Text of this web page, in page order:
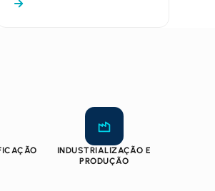
INDUSTRIALIZAÇÃO E
PRODUÇÃO